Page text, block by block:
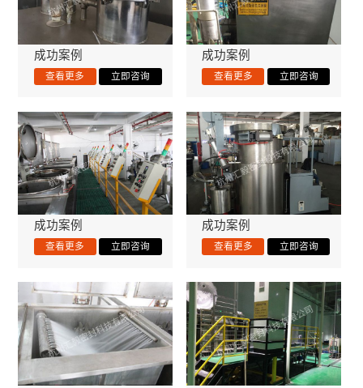
成功案例 成功案例
成功案例 成功案例